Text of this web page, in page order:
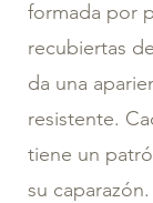
formada por
recubiertas
da una
resistente.
tiene un
su caparazón.